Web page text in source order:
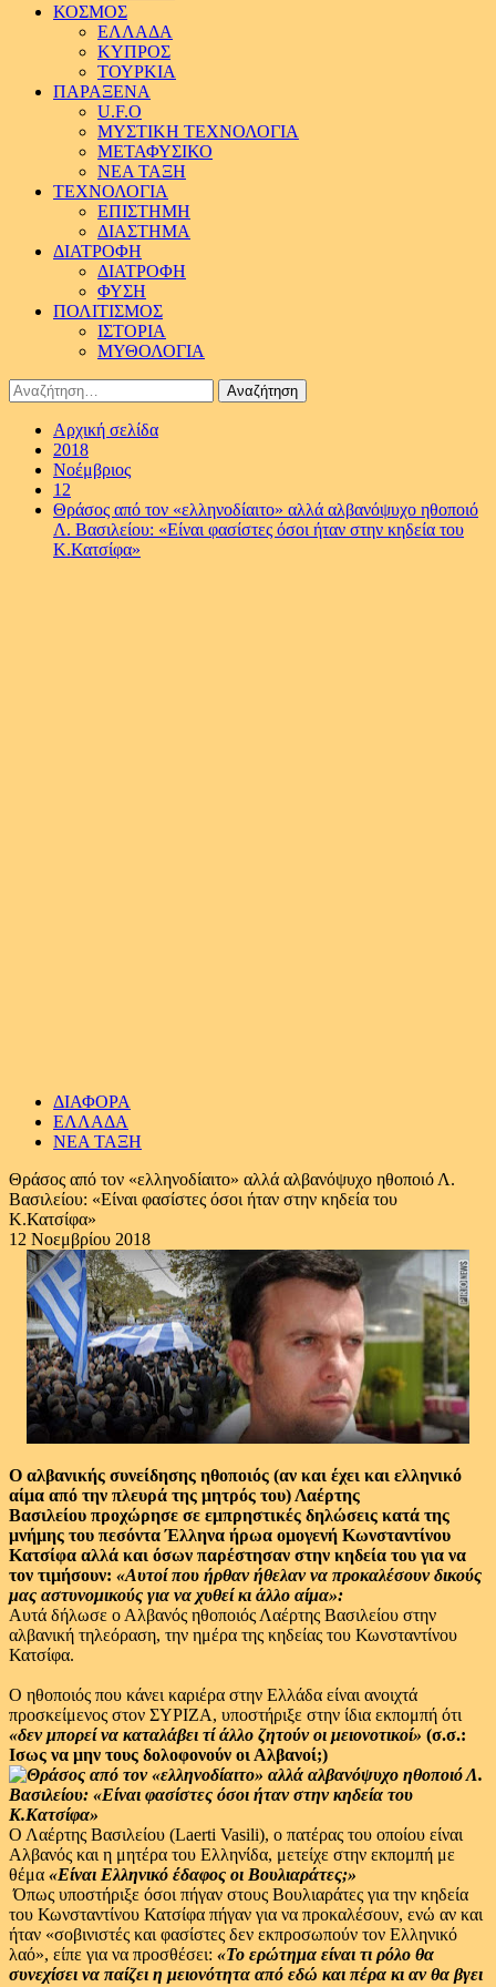
ΚΟΣΜΟΣ
ΕΛΛΑΔΑ
ΚΥΠΡΟΣ
ΤΟΥΡΚΙΑ
ΠΑΡΑΞΕΝΑ
U.F.O
ΜΥΣΤΙΚΗ ΤΕΧΝΟΛΟΓΙΑ
ΜΕΤΑΦΥΣΙΚΟ
ΝΕΑ ΤΑΞΗ
ΤΕΧΝΟΛΟΓΙΑ
ΕΠΙΣΤΗΜΗ
ΔΙΑΣΤΗΜΑ
ΔΙΑΤΡΟΦΗ
ΔΙΑΤΡΟΦΗ
ΦΥΣΗ
ΠΟΛΙΤΙΣΜΟΣ
ΙΣΤΟΡΙΑ
ΜΥΘΟΛΟΓΙΑ
Αναζήτηση
για:
Αρχική σελίδα
2018
Νοέμβριος
12
Θράσος από τον «ελληνοδίαιτο» αλλά αλβανόψυχο ηθοποιό
Λ. Βασιλείου: «Είναι φασίστες όσοι ήταν στην κηδεία του
Κ.Κατσίφα»
ΔΙΑΦΟΡΑ
ΕΛΛΑΔΑ
ΝΕΑ ΤΑΞΗ
Θράσος από τον «ελληνοδίαιτο» αλλά αλβανόψυχο ηθοποιό Λ.
Βασιλείου: «Είναι φασίστες όσοι ήταν στην κηδεία του
Κ.Κατσίφα»
12 Νοεμβρίου 2018
Ο αλβανικής συνείδησης ηθοποιός (αν και έχει και ελληνικό
αίμα από την πλευρά της μητρός του) Λαέρτης
Βασιλείου προχώρησε σε εμπρηστικές δηλώσεις κατά της
μνήμης του πεσόντα Έλληνα ήρωα ομογενή Κωνσταντίνου
Κατσίφα αλλά και όσων παρέστησαν στην κηδεία του για να
τον τιμήσουν: «Αυτοί που ήρθαν ήθελαν να προκαλέσουν δικούς
μας αστυνομικούς για να χυθεί κι άλλο αίμα»:
Αυτά δήλωσε ο Αλβανός ηθοποιός Λαέρτης Βασιλείου στην
αλβανική τηλεόραση, την ημέρα της κηδείας του Κωνσταντίνου
Κατσίφα.
Ο ηθοποιός που κάνει καριέρα στην Ελλάδα είναι ανοιχτά
προσκείμενος στον ΣΥΡΙΖΑ, υποστήριξε στην ίδια εκπομπή ότι
«δεν μπορεί να καταλάβει τί άλλο ζητούν οι μειονοτικοί» (σ.σ.:
Ισως να μην τους δολοφονούν οι Αλβανοί;)
Ο Λαέρτης Βασιλείου (Laerti Vasili), ο πατέρας του οποίου είναι
Αλβανός και η μητέρα του Ελληνίδα, μετείχε στην εκπομπή με
θέμα «Είναι Ελληνικό έδαφος οι Βουλιαράτες;»
Όπως υποστήριξε όσοι πήγαν στους Βουλιαράτες για την κηδεία
του Κωνσταντίνου Κατσίφα πήγαν για να προκαλέσουν, ενώ αν και
ήταν «σοβινιστές και φασίστες δεν εκπροσωπούν τον Ελληνικό
λαό», είπε για να προσθέσει: «Το ερώτημα είναι τι ρόλο θα
συνεχίσει να παίζει η μειονότητα από εδώ και πέρα κι αν θα βγει